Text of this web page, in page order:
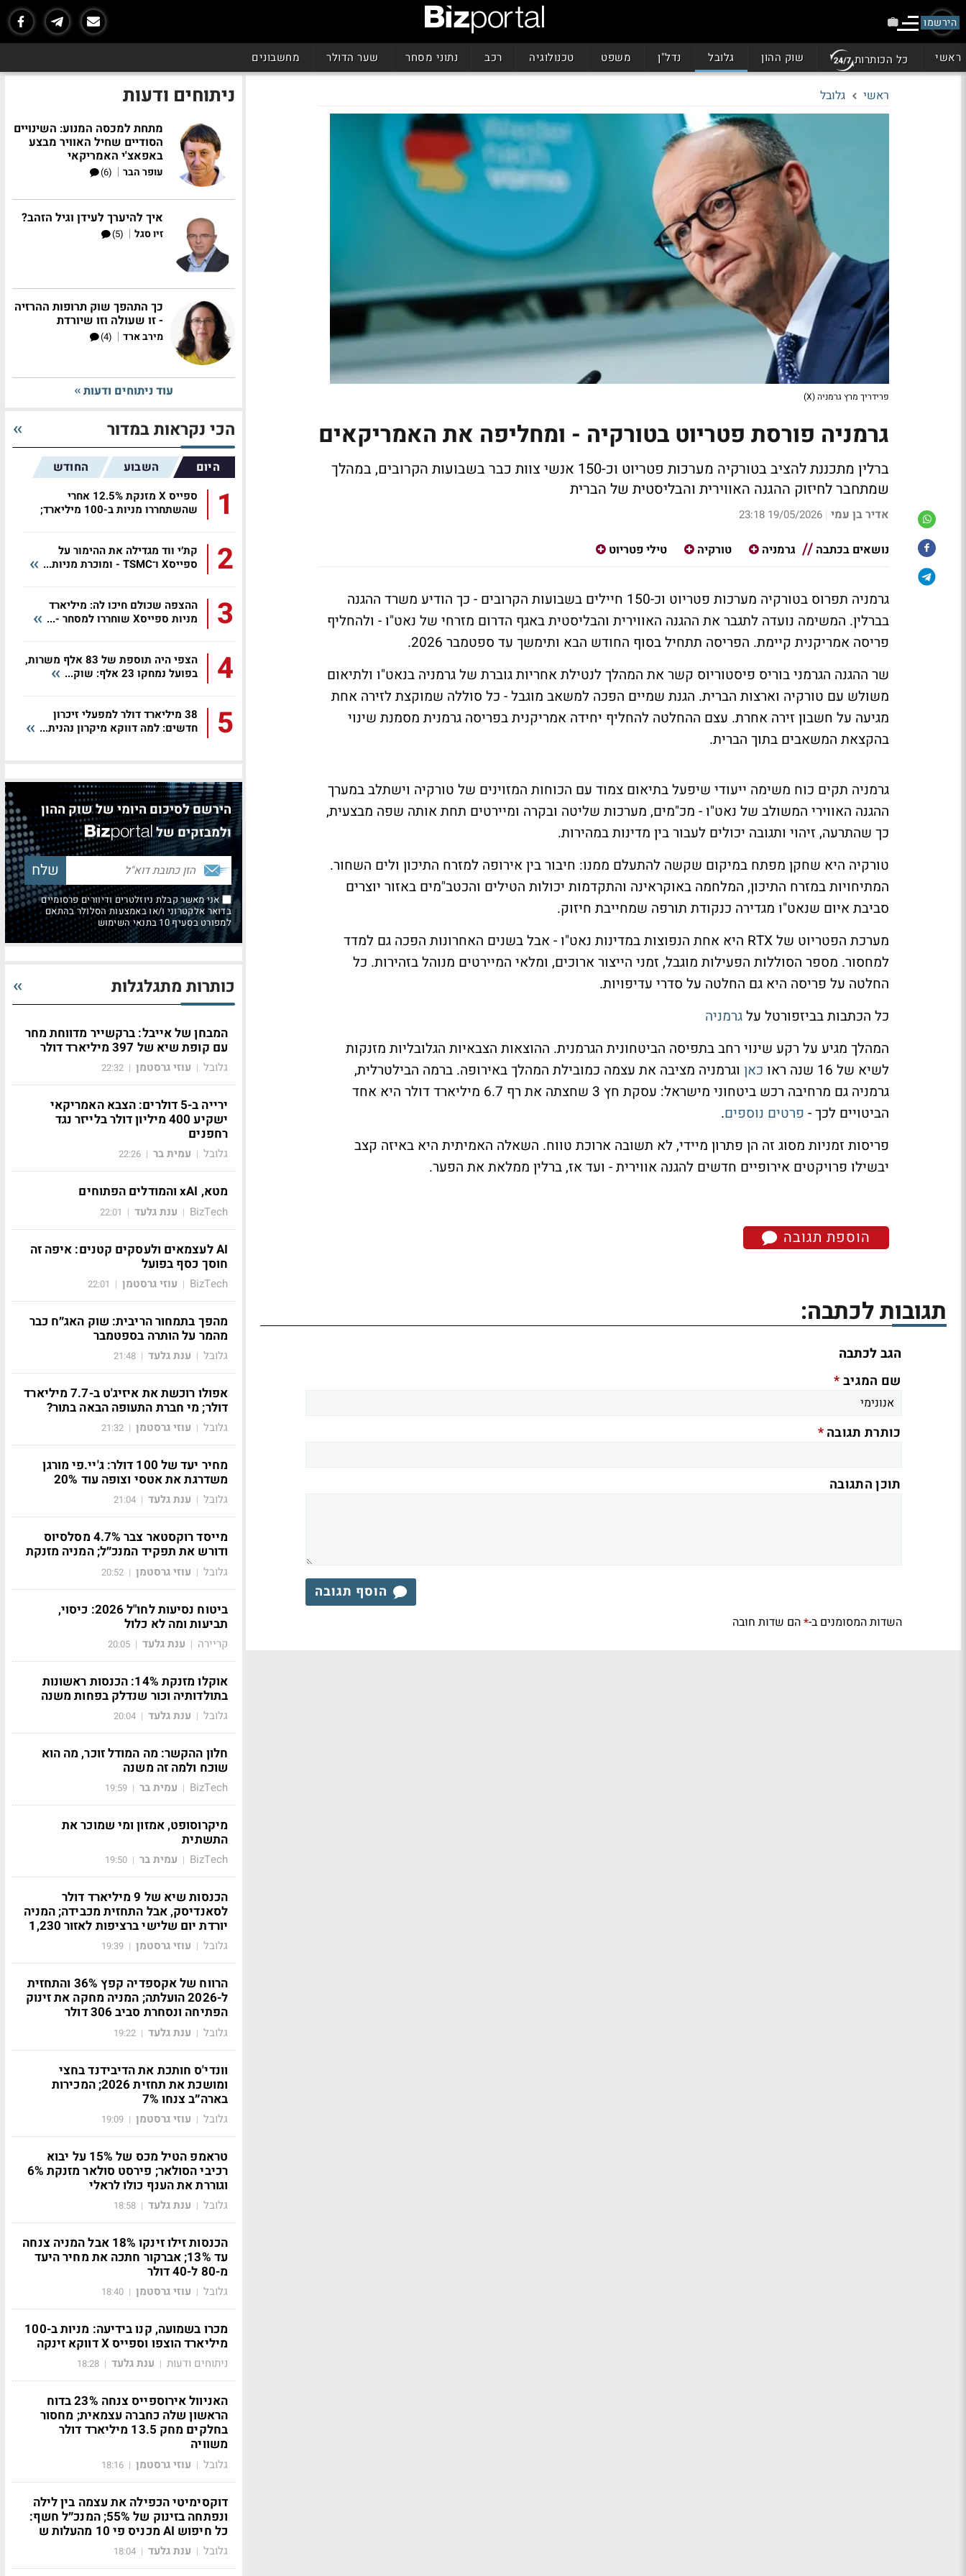
הירשמו
ראשי כל הכותרות שוק ההון גלובל נדל"ן משפט טכנולוגיה רכב נתוני מסחר שער הדולר מחשבונים
ראשי גלובל
פרידריך מרץ גרמניה (X)
גרמניה פורסת פטריוט בטורקיה - ומחליפה את האמריקאים
ברלין מתכננת להציב בטורקיה מערכות פטריוט וכ-150 אנשי צוות כבר בשבועות הקרובים, במהלך
שמתחבר לחיזוק ההגנה האווירית והבליסטית של הברית
אדיר בן עמי |
19/05/2026 23:18
נושאים בכתבה גרמניה טורקיה טילי פטריוט
גרמניה תפרוס בטורקיה מערכות פטריוט וכ-150 חיילים בשבועות הקרובים - כך הודיע משרד ההגנה
בברלין. המשימה נועדה לתגבר את ההגנה האווירית והבליסטית באגף הדרום מזרחי של נאט"ו - ולהחליף
פריסה אמריקנית קיימת. הפריסה תתחיל בסוף החודש הבא ותימשך עד ספטמבר 2026.
שר ההגנה הגרמני בוריס פיסטוריוס קשר את המהלך לנטילת אחריות גוברת של גרמניה בנאט"ו ולתיאום
משולש עם טורקיה וארצות הברית. הגנת שמיים הפכה למשאב מוגבל - כל סוללה שמוקצת לזירה אחת
מגיעה על חשבון זירה אחרת. עצם ההחלטה להחליף יחידה אמריקנית בפריסה גרמנית מסמנת שינוי
בהקצאת המשאבים בתוך הברית.
גרמניה תקים כוח משימה ייעודי שיפעל בתיאום צמוד עם הכוחות המזוינים של טורקיה וישתלב במערך
ההגנה האווירי המשולב של נאט"ו - מכ"מים, מערכות שליטה ובקרה ומיירטים תחת אותה שפה מבצעית,
כך שהתרעה, זיהוי ותגובה יכולים לעבור בין מדינות במהירות.
טורקיה היא שחקן מפתח במיקום שקשה להתעלם ממנו: חיבור בין אירופה למזרח התיכון ולים השחור.
המתיחויות במזרח התיכון, המלחמה באוקראינה והתקדמות יכולות הטילים והכטב"מים באזור יוצרים
סביבת איום שנאט"ו מגדירה כנקודת תורפה שמחייבת חיזוק.
מערכת הפטריוט של RTX היא אחת הנפוצות במדינות נאט"ו - אבל בשנים האחרונות הפכה גם למדד
למחסור. מספר הסוללות הפעילות מוגבל, זמני הייצור ארוכים, ומלאי המיירטים מנוהל בזהירות. כל
החלטה על פריסה היא גם החלטה על סדרי עדיפויות.
כל הכתבות בביזפורטל עלגרמניה
המהלך מגיע על רקע שינוי רחב בתפיסה הביטחונית הגרמנית. ההוצאות הצבאיות הגלובליות מזנקות
לשיא של 16 שנה ראו
כאן וגרמניה מציבה את עצמה כמובילת המהלך באירופה. ברמה הבילטרלית,
גרמניה גם מרחיבה רכש ביטחוני מישראל: עסקת חץ 3 שחצתה את רף 6.7 מיליארד דולר היא אחד
הביטויים לכך - פרטים נוספים.
פריסות זמניות מסוג זה הן פתרון מיידי, לא תשובה ארוכת טווח. השאלה האמיתית היא באיזה קצב
יבשילו פרויקטים אירופיים חדשים להגנה אווירית - ועד אז, ברלין ממלאת את הפער.
הוספת תגובה
תגובות לכתבה:
הגב לכתבה
שם המגיב*
כותרת תגובה*
תוכן התגובה
הוסף תגובה
השדות המסומנים ב-*הם שדות חובה
ניתוחים ודעות
מתחת למכסה המנוע: השינויים
הסודיים שחיל האוויר מבצע
באפאצ'י האמריקאי
עופר הבר |
(6)
איך להיערך לעידן וגיל הזהב?
זיו סגל |
(5)
כך התהפך שוק תרופות ההרזיה
- זו שעולה וזו שיורדת
מירב ארד |
(4)
עוד ניתוחים ודעות
הכי נקראות במדור
היום השבוע החודש
1
ספייס X מזנקת 12.5% אחרי
שהשתחררו מניות ב-100 מיליארד;
2
קת׳י ווד מגדילה את ההימור על
ספייסX ו־TSMC - ומוכרת מניות...
3
ההצפה שכולם חיכו לה: מיליארד
מניות ספייסX שוחררו למסחר -...
4
הצפי היה תוספת של 83 אלף משרות,
בפועל נמחקו 23 אלף: שוק...
5
38 מיליארד דולר למפעלי זיכרון
חדשים: למה דווקא מיקרון נהנית...
הירשם לסיכום היומי של שוק ההון
ולמבזקים של
אני מאשר קבלת ניוזלטרים ודיוורים פרסומיים
בדואר אלקטרוני ו/או באמצעות הסלולר בהתאם
למפורט בסעיף 10 בתנאי השימוש
כותרות מתגלגלות
המבחן של אייבל: ברקשייר מדווחת מחר
עם קופת שיא של 397 מיליארד דולר
גלובל | עוזי גרסטמן |
22:32
ירייה ב-5 דולרים: הצבא האמריקאי
ישקיע 400 מיליון דולר בלייזר נגד
רחפנים
גלובל | עמית בר |
22:26
מטא, xAI והמודלים הפתוחים
BizTech
| ענת גלעד |
22:01
AI לעצמאים ולעסקים קטנים: איפה זה
חוסך כסף בפועל
BizTech
| עוזי גרסטמן |
22:01
מהפך בתמחור הריבית: שוק האג״ח כבר
מהמר על הותרה בספטמבר
גלובל | ענת גלעד |
21:48
אפולו רוכשת את איזיג'ט ב-7.7 מיליארד
דולר; מי חברת התעופה הבאה בתור?
גלובל | עוזי גרסטמן |
21:32
מחיר יעד של 100 דולר: ג'יי.פי מורגן
משדרגת את אטסי וצופה עוד 20%
גלובל | ענת גלעד |
21:04
מייסד רוקסטאר צבר 4.7% מסלסיוס
ודורש את תפקיד המנכ״ל; המניה מזנקת
גלובל | עוזי גרסטמן |
20:52
ביטוח נסיעות לחו"ל 2026: כיסוי,
תביעות ומה לא כלול
קריירה | ענת גלעד |
20:05
אוקלו מזנקת 14%: הכנסות ראשונות
בתולדותיה וכור שנדלק בפחות משנה
גלובל | ענת גלעד |
20:04
חלון ההקשר: מה המודל זוכר, מה הוא
שוכח ולמה זה משנה
BizTech
| עמית בר |
19:59
מיקרוסופט, אמזון ומי שמוכר את
התשתית
BizTech
| עמית בר |
19:50
הכנסות שיא של 9 מיליארד דולר
לסאנדיסק, אבל התחזית מכבידה; המניה
יורדת יום שלישי ברציפות לאזור 1,230
גלובל | עוזי גרסטמן |
19:39
הרווח של אקספדיה קפץ 36% והתחזית
ל-2026 הועלתה; המניה מחקה את זינוק
הפתיחה ונסחרת סביב 306 דולר
גלובל | ענת גלעד |
19:22
וונדי'ס חותכת את הדיבידנד בחצי
ומושכת את תחזית 2026; המכירות
בארה״ב צנחו 7%
גלובל | עוזי גרסטמן |
19:09
טראמפ הטיל מכס של 15% על יבוא
רכיבי הסולאר; פירסט סולאר מזנקת 6%
וגוררת את הענף כולו לראלי
גלובל | ענת גלעד |
18:58
הכנסות זילו זינקו 18% אבל המניה צנחה
עד 13%; אברקור חתכה את מחיר היעד
מ-80 ל-40 דולר
גלובל | עוזי גרסטמן |
18:40
מכרו בשמועה, קנו בידיעה: מניות ב-100
מיליארד הוצפו וספייס X דווקא זינקה
ניתוחים ודעות | ענת גלעד |
18:28
האניוול אירוספייס צנחה 23% בדוח
הראשון שלה כחברה עצמאית; מחסור
בחלקים מחק 13.5 מיליארד דולר
משוויה
גלובל | עוזי גרסטמן |
18:16
דוקסימיטי הכפילה את עצמה בין לילה
ונפתחה בזינוק של 55%; המנכ״ל חשף:
כל חיפוש AI מכניס פי 10 מהעלות ש
גלובל | ענת גלעד |
18:04